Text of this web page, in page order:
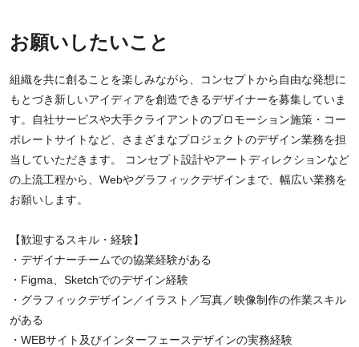
お願いしたいこと
組織を共に創ることを楽しみながら、コンセプトから自由な発想に
もとづき新しいアイディアを創造できるデザイナーを募集していま
す。自社サービスや大手クライアントのプロモーション施策・コー
ポレートサイトなど、さまざまなプロジェクトのデザイン業務を担
当していただきます。 コンセプト設計やアートディレクションなど
の上流工程から、Webやグラフィックデザインまで、幅広い業務を
お願いします。
【歓迎するスキル・経験】
・デザイナーチームでの協業経験がある
・Figma、Sketchでのデザイン経験
・グラフィックデザイン／イラスト／写真／映像制作の作業スキル
がある
・WEBサイト及びインターフェースデザインの実務経験